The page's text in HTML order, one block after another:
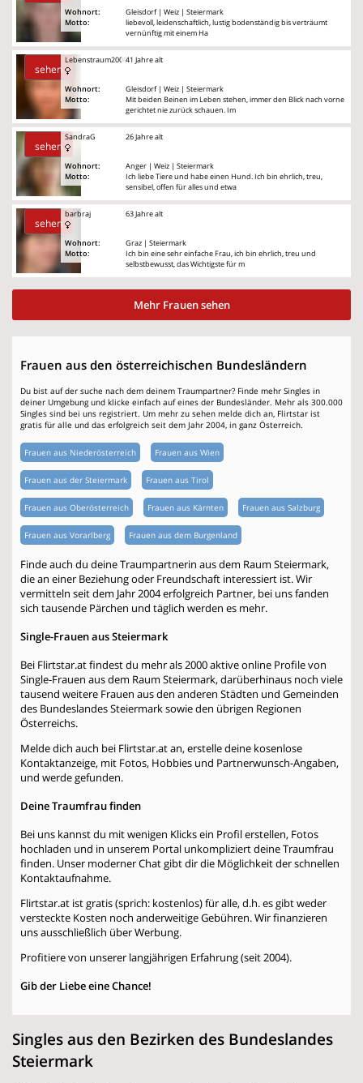
Wohnort:
Motto:
Gleisdorf | Weiz | Steiermark
liebevoll, leidenschaftlich, lustig bodenständig bis verträumt
vernünftig mit einem Ha
sehen
Lebenstraum2000
Wohnort:
Motto:
41 Jahre alt
Gleisdorf | Weiz | Steiermark
Mit beiden Beinen im Leben stehen, immer den Blick nach vorne
gerichtet nie zurück schauen. Im
sehen
SandraG
Wohnort:
Motto:
26 Jahre alt
Anger | Weiz | Steiermark
Ich liebe Tiere und habe einen Hund. Ich bin ehrlich, treu,
sensibel, offen für alles und etwa
sehen
barbraj
Wohnort:
Motto:
63 Jahre alt
Graz | Steiermark
Ich bin eine sehr einfache Frau, ich bin ehrlich, treu und
selbstbewusst, das Wichtigste für m
Mehr Frauen sehen
Frauen aus den österreichischen Bundesländern
Du bist auf der suche nach dem deinem Traumpartner? Finde mehr Singles in
deiner Umgebung und klicke einfach auf eines der Bundesländer. Mehr als 300.000
Singles sind bei uns registriert. Um mehr zu sehen melde dich an, Flirtstar ist
gratis für alle und das erfolgreich seit dem Jahr 2004, in ganz Österreich.
Frauen aus Niederösterreich Frauen aus Wien
Frauen aus der Steiermark Frauen aus Tirol
Frauen aus Oberösterreich Frauen aus Kärnten Frauen aus Salzburg
Frauen aus Vorarlberg Frauen aus dem Burgenland
Finde auch du deine Traumpartnerin aus dem Raum Steiermark,
die an einer Beziehung oder Freundschaft interessiert ist. Wir
vermitteln seit dem Jahr 2004 erfolgreich Partner, bei uns fanden
sich tausende Pärchen und täglich werden es mehr.
Single-Frauen aus Steiermark
Bei Flirtstar.at findest du mehr als 2000 aktive online Profile von
Single-Frauen aus dem Raum Steiermark, darüberhinaus noch viele
tausend weitere Frauen aus den anderen Städten und Gemeinden
des Bundeslandes Steiermark sowie den übrigen Regionen
Österreichs.
Melde dich auch bei Flirtstar.at an, erstelle deine kosenlose
Kontaktanzeige, mit Fotos, Hobbies und Partnerwunsch-Angaben,
und werde gefunden.
Deine Traumfrau finden
Bei uns kannst du mit wenigen Klicks ein Profil erstellen, Fotos
hochladen und in unserem Portal unkompliziert deine Traumfrau
finden. Unser moderner Chat gibt dir die Möglichkeit der schnellen
Kontaktaufnahme.
Flirtstar.at ist gratis (sprich: kostenlos) für alle, d.h. es gibt weder
versteckte Kosten noch anderweitige Gebühren. Wir finanzieren
uns ausschließlich über Werbung.
Profitiere von unserer langjährigen Erfahrung (seit 2004).
Gib der Liebe eine Chance!
Singles aus den Bezirken des Bundeslandes
Steiermark